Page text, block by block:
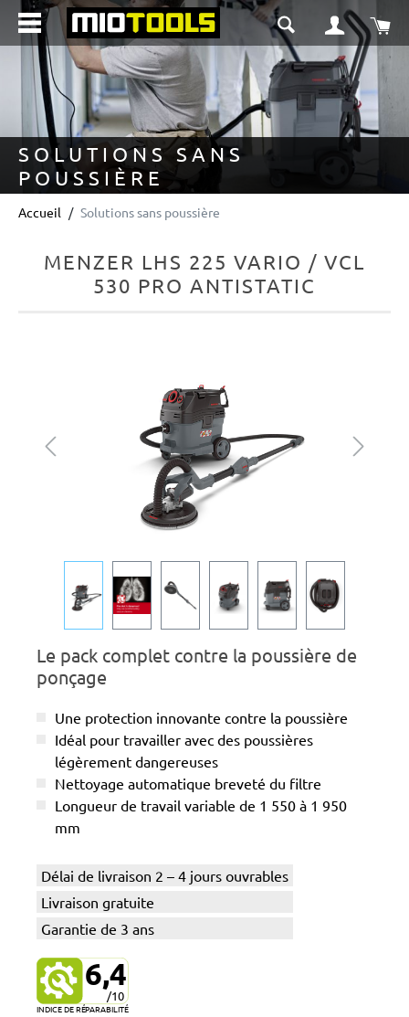
principal
SOLUTIONS SANS
POUSSIÈRE
Accueil Solutions sans poussière
MENZER LHS 225 VARIO / VCL
530 PRO ANTISTATIC
Le pack complet contre la poussière de
ponçage
Une protection innovante contre la poussière
Idéal pour travailler avec des poussières
légèrement dangereuses
Nettoyage automatique breveté du filtre
Longueur de travail variable de 1 550 à 1 950
mm
Délai de livraison 2 – 4 jours ouvrables
Livraison gratuite
Garantie de 3 ans
6,4
/10
INDICE DE RÉPARABILITÉ